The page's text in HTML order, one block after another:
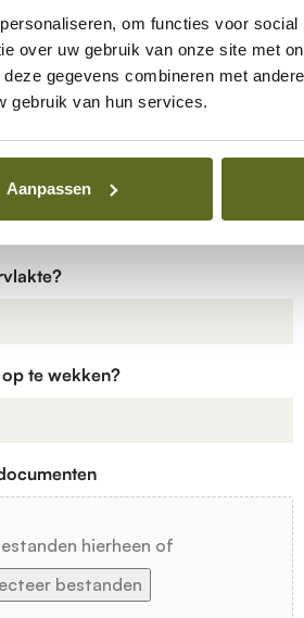
om functies voor
over uw gebruik van onze site met
gegevens combineren met
gebruik van hun services.
Aanpassen
te wekken?
hierheen of
bestanden